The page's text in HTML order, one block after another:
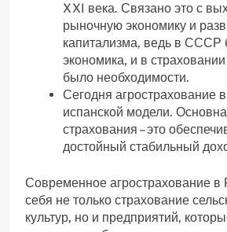
XXI века. Связано это с
рыночную экономику и
капитализма, ведь в СССР
экономика, и в
было необходимости.
Сегодня агрострахование
испанской модели.
страхования – это
достойный стабильный
Современное агрострахование в
себя не только страхование
культур, но и предприятий,